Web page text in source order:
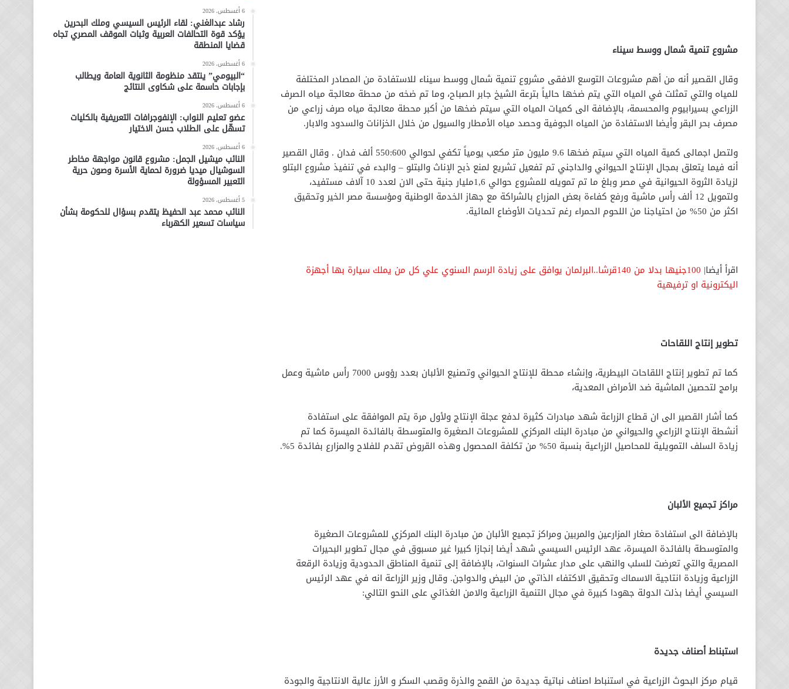
مشروع تنمية شمال ووسط سيناء
وقال القصير أنه من أهم مشروعات التوسع الافقى مشروع تنمية شمال ووسط سيناء للاستفادة من المصادر المختلفة
للمياه والتي تمثلت في المياه التي يتم ضخها حالياً بترعة الشيخ جابر الصباح، وما تم ضخه من محطة معالجة مياه الصرف
الزراعي بسيرابيوم والمحسمة، بالإضافة الى كميات المياه التي سيتم ضخها من أكبر محطة معالجة مياه صرف زراعي من
مصرف بحر البقر وأيضا الاستفادة من المياه الجوفية وحصد مياه الأمطار والسيول من خلال الخزانات والسدود والابار.
ولتصل اجمالى كمية المياه التي سيتم ضخها 9.6 مليون متر مكعب يومياً تكفي لحوالي 550:600 ألف فدان . وقال القصير
أنه فيما يتعلق بمجال الإنتاج الحيواني والداجني تم تفعيل تشريع لمنع ذبح الإناث والبتلو – والبدء في تنفيذ مشروع البتلو
لزيادة الثروة الحيوانية في مصر وبلغ ما تم تمويله للمشروع حوالي 1,6مليار جنية حتى الان لعدد 10 آلاف مستفيد،
ولتمويل 12 ألف رأس ماشية ورفع كفاءة بعض المزراع بالشراكة مع جهاز الخدمة الوطنية ومؤسسة مصر الخير وتحقيق
اكثر من 50% من احتياجنا من اللحوم الحمراء رغم تحديات الأوضاع المائية.
اقرأ أيضا|
100جنيها بدلا من 140قرشا..البرلمان يوافق على زيادة الرسم السنوي علي كل من يملك سيارة بها أجهزة
اليكترونية او ترفيهية
تطوير إنتاج اللقاحات
كما تم تطوير إنتاج اللقاحات البيطرية، وإنشاء محطة للإنتاج الحيواني وتصنيع الألبان بعدد رؤوس 7000 رأس ماشية وعمل
برامج لتحصين الماشية ضد الأمراض المعدية،
كما أشار القصير الى ان قطاع الزراعة شهد مبادرات كثيرة لدفع عجلة الإنتاج ولأول مرة يتم الموافقة على استفادة
أنشطة الإنتاج الزراعي والحيواني من مبادرة البنك المركزي للمشروعات الصغيرة والمتوسطة بالفائدة الميسرة كما تم
زيادة السلف التمويلية للمحاصيل الزراعية بنسبة 50% من تكلفة المحصول وهذه القروض تقدم للفلاح والمزارع بفائدة 5%.
مراكز تجميع الألبان
بالإضافة الى استفادة صغار المزارعين والمربين ومراكز تجميع الألبان من مبادرة البنك المركزي للمشروعات الصغيرة
والمتوسطة بالفائدة الميسرة، عهد الرئيس السيسي شهد أيضا إنجازا كبيرا غير مسبوق في مجال تطوير البحيرات
المصرية والتي تعرضت للسلب والنهب على مدار عشرات السنوات، بالإضافة إلى تنمية المناطق الحدودية وزيادة الرقعة
الزراعية وزيادة انتاجية الاسماك وتحقيق الاكتفاء الذاتي من البيض والدواجن. وقال وزير الزراعة انه في عهد الرئيس
السيسي أيضا بذلت الدولة جهودا كبيرة في مجال التنمية الزراعية والامن الغذائي على النحو التالي:
استبناط أصناف جديدة
قيام مركز البحوث الزراعية في استنباط اصناف نباتية جديدة من القمح والذرة وقصب السكر و الأرز عالية الانتاجية والجودة
6 أغسطس، 2026
رشاد عبدالغني: لقاء الرئيس السيسي وملك البحرين
يؤكد قوة التحالفات العربية وثبات الموقف المصري تجاه
قضايا المنطقة
6 أغسطس، 2026
“البيومي” ينتقد منظومة الثانوية العامة ويطالب
بإجابات حاسمة على شكاوى النتائج
6 أغسطس، 2026
عضو تعليم النواب: الإنفوجرافات التعريفية بالكليات
تسهّل على الطلاب حسن الاختيار
6 أغسطس، 2026
النائب ميشيل الجمل: مشروع قانون مواجهة مخاطر
السوشيال ميديا ضرورة لحماية الأسرة وصون حرية
التعبير المسؤولة
5 أغسطس، 2026
النائب محمد عبد الحفيظ يتقدم بسؤال للحكومة بشأن
سياسات تسعير الكهرباء